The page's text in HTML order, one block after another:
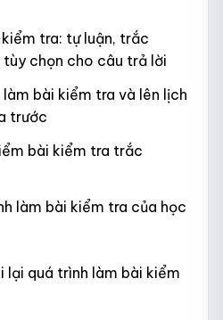
tra: tự luận, trắc
tùy chọn cho câu trả lời
bài kiểm tra và lên lịch
trước
bài kiểm tra trắc
làm bài kiểm tra của học
lại quá trình làm bài kiểm